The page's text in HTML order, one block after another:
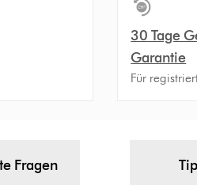
30 Tage
Garantie
Für
Fragen